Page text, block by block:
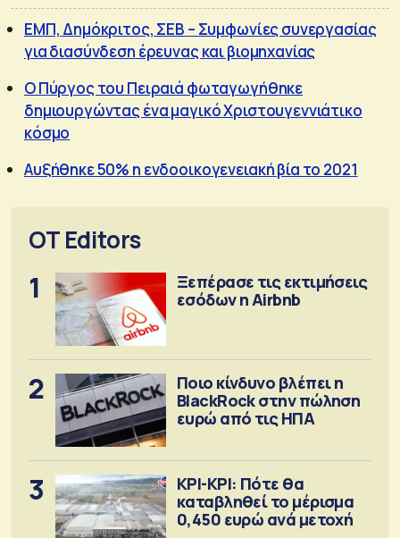
ΕΜΠ, Δημόκριτος, ΣΕΒ – Συμφωνίες συνεργασίας
για διασύνδεση έρευνας και βιομηχανίας
Ο Πύργος του Πειραιά φωταγωγήθηκε
δημιουργώντας ένα μαγικό Χριστουγεννιάτικο
κόσμο
Αυξήθηκε 50% η ενδοοικογενειακή βία το 2021
OT Editors
1
Ξεπέρασε τις εκτιμήσεις
εσόδων η Airbnb
2
Ποιο κίνδυνο βλέπει η
BlackRock στην πώληση
ευρώ από τις ΗΠΑ
3
ΚΡΙ-ΚΡΙ: Πότε θα
καταβληθεί το μέρισμα
0,450 ευρώ ανά μετοχή